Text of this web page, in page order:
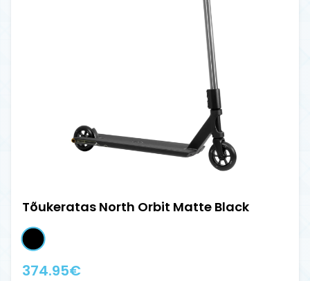
Tõukeratas North Orbit Matte Black
374.95€